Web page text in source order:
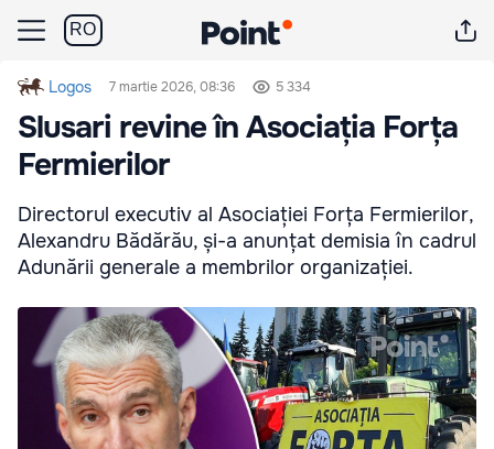
RO
Logos 7 martie 2026, 08:36 5 334
Slusari revine în Asociația Forța
Fermierilor
Directorul executiv al Asociației Forța Fermierilor,
Alexandru Bădărău, și-a anunțat demisia în cadrul
Adunării generale a membrilor organizației.